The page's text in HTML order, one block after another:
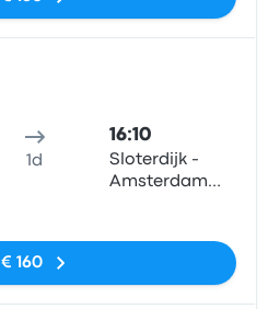
1d
16:10
Sloterdijk -
Amsterdam
€ 160